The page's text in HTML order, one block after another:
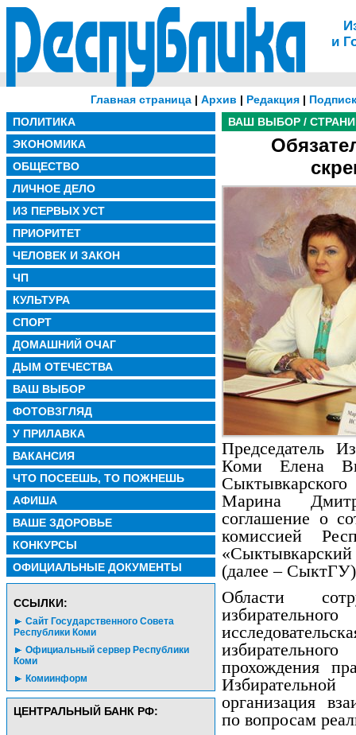
и
Главная страница| Архив | Редакция|
ПОЛИТИКА
ЭКОНОМИКА
ОБЩЕСТВО
ЛИЧНОЕ ДЕЛО
ИЗ ПЕРВЫХ УСТ
ПРИОРИТЕТ
ЧЕЛОВЕК И ЗАКОН
ЧП
КУЛЬТУРА
СПОРТ
ДОМАШНИЙ ОЧАГ
ДЫМ ОТЕЧЕСТВА
ВАШ ВЫБОР
ФОТОВЗГЛЯД
У ПРИЛАВКА
ВАКАНСИЯ
ЧТО ПОСЕЕШЬ, ТО ПОЖНЕШЬ
АФИША
ВАШЕ ЗДОРОВЬЕ
КОНКУРСЫ
ОФИЦИАЛЬНЫЕ ДОКУМЕНТЫ
CСЫЛКИ:
Сайт Государственного Совета
Республики Коми
Официальный сервер Республики
Коми
Комиинформ
ЦЕНТРАЛЬНЫЙ БАНК РФ:
ВАШ ВЫБОР /
Председатель
Коми Елена
Марина
соглашение о
комиссией
(далее –
Области
прохождения
организация
по вопросам